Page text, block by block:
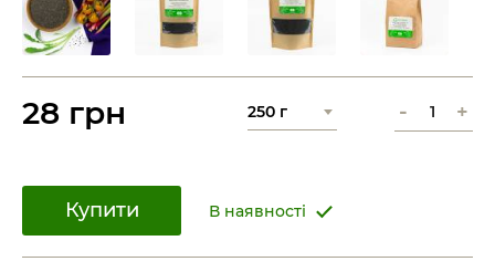
28 грн - +
Купити В наявності